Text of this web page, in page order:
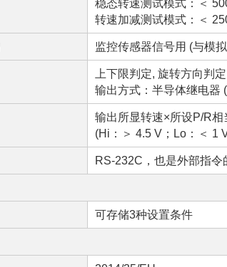
稳态转速测试模式：＜
转速加减测试模式：＜
监控传感器信号用 (与模
上下限判定, 旋转方向判
输出方式：半导体继电器
输出所显转速×所设P/R相
(Hi：＞ 4.5 V；Lo：＜ 1
RS-232C，也是外部指令
可存储3种设置条件